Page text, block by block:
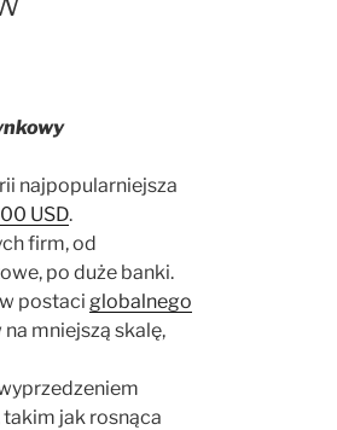
najpopularniejsza
USD.
firm, od
po duże banki.
postaci globalnego
mniejszą skalę,
jak rosnąca